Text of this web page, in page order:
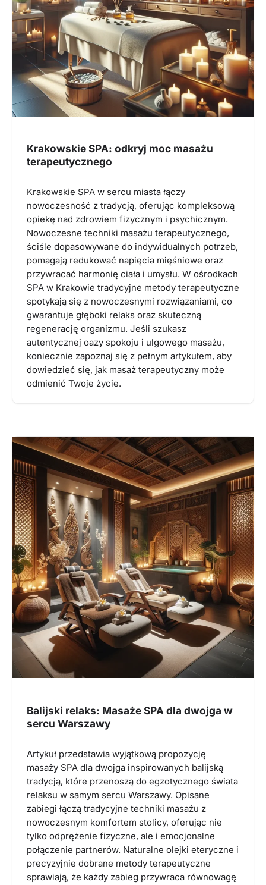
Krakowskie SPA: odkryj moc masażu
terapeutycznego
Krakowskie SPA w sercu miasta łączy
nowoczesność z tradycją, oferując kompleksową
opiekę nad zdrowiem fizycznym i psychicznym.
Nowoczesne techniki masażu terapeutycznego,
ściśle dopasowywane do indywidualnych potrzeb,
pomagają redukować napięcia mięśniowe oraz
przywracać harmonię ciała i umysłu. W ośrodkach
SPA w Krakowie tradycyjne metody terapeutyczne
spotykają się z nowoczesnymi rozwiązaniami, co
gwarantuje głęboki relaks oraz skuteczną
regenerację organizmu. Jeśli szukasz
autentycznej oazy spokoju i ulgowego masażu,
koniecznie zapoznaj się z pełnym artykułem, aby
dowiedzieć się, jak masaż terapeutyczny może
odmienić Twoje życie.
Balijski relaks: Masaże SPA dla dwojga w
sercu Warszawy
Artykuł przedstawia wyjątkową propozycję
masaży SPA dla dwojga inspirowanych balijską
tradycją, które przenoszą do egzotycznego świata
relaksu w samym sercu Warszawy. Opisane
zabiegi łączą tradycyjne techniki masażu z
nowoczesnym komfortem stolicy, oferując nie
tylko odprężenie fizyczne, ale i emocjonalne
połączenie partnerów. Naturalne olejki eteryczne i
precyzyjnie dobrane metody terapeutyczne
sprawiają, że każdy zabieg przywraca równowagę